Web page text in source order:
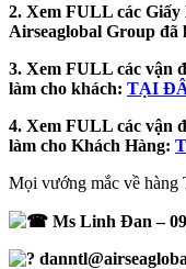
2. Xem FULL các
Airseaglobal Group đã
3. Xem FULL các vận
làm cho khách: TẠI
4. Xem FULL các vận
làm cho Khách Hàng:
Mọi vướng mắc về
Ms Linh Đan –